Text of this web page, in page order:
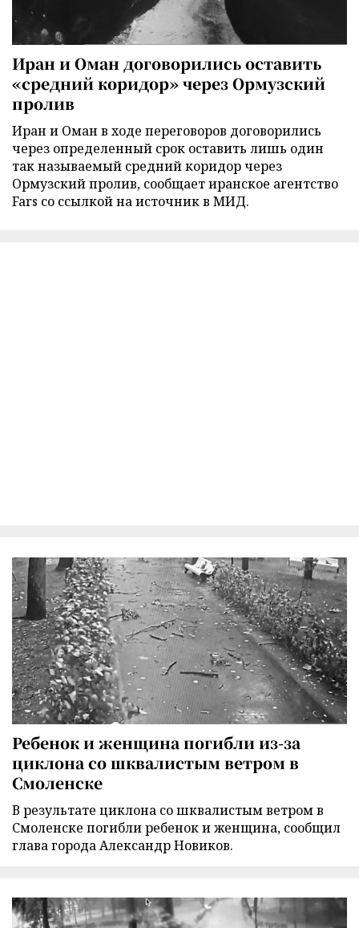
Иран и Оман договорились оставить
«средний коридор» через Ормузский
пролив
Иран и Оман в ходе переговоров договорились
через определенный срок оставить лишь один
так называемый средний коридор через
Ормузский пролив, сообщает иранское агентство
Fars со ссылкой на источник в МИД.
Ребенок и женщина погибли из-за
циклона со шквалистым ветром в
Смоленске
В результате циклона со шквалистым ветром в
Смоленске погибли ребенок и женщина, сообщил
глава города Александр Новиков.